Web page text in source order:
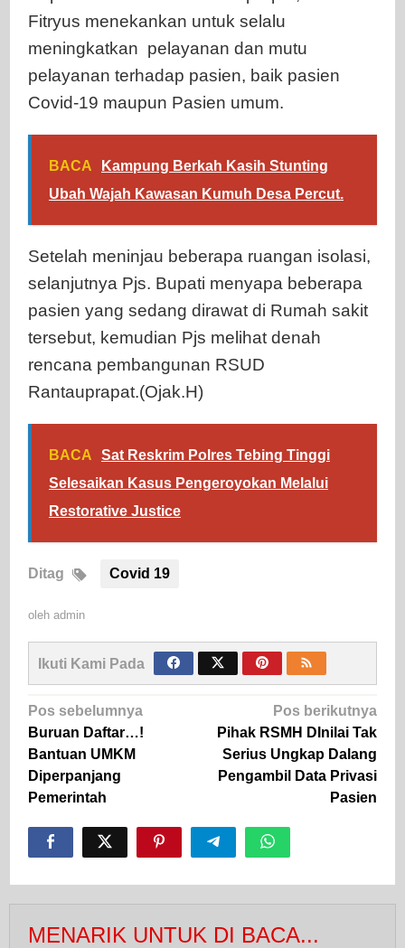
Fitryus menekankan untuk selalu
meningkatkan pelayanan dan mutu
pelayanan terhadap pasien, baik pasien
Covid-19 maupun Pasien umum.
BACA
Kampung Berkah Kasih Stunting
Ubah Wajah Kawasan Kumuh Desa Percut.
Setelah meninjau beberapa ruangan isolasi,
selanjutnya Pjs. Bupati menyapa beberapa
pasien yang sedang dirawat di Rumah sakit
tersebut, kemudian Pjs melihat denah
rencana pembangunan RSUD
Rantauprapat.(Ojak.H)
BACA
Sat Reskrim Polres Tebing Tinggi
Selesaikan Kasus Pengeroyokan Melalui
Restorative Justice
Ditag Covid 19
oleh admin
Ikuti Kami Pada
Navigasi
pos
Pos sebelumnya
Buruan Daftar…!
Bantuan UMKM
Diperpanjang
Pemerintah
Pos berikutnya
Pihak RSMH DInilai Tak
Serius Ungkap Dalang
Pengambil Data Privasi
Pasien
MENARIK UNTUK DI BACA...